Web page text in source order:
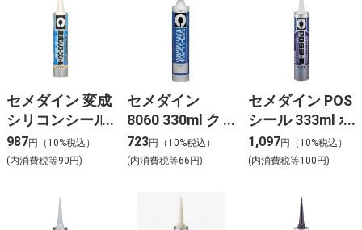
セメダイン 変成
シリコンシール
333ml アイボリ
ー
987円（10%税込）
(内消費税等90円)
セメダイン
8060 330ml ク
リヤー
723円（10%税込）
(内消費税等66円)
セメダイン POS
シール 333ml ホ
ワイト
1,097円（10%税込）
(内消費税等100円)